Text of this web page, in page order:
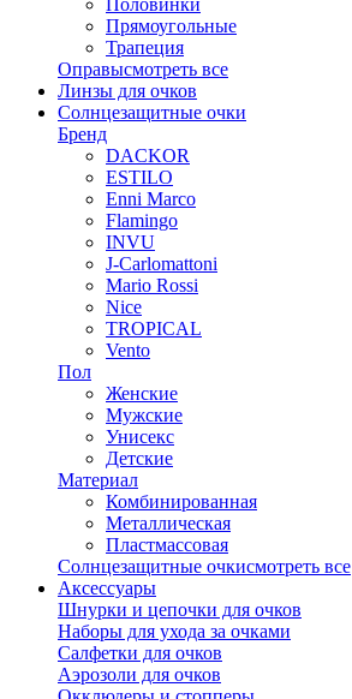
Прямоугольные
Трапеция
Оправысмотреть все
Линзы для очков
Солнцезащитные очки
Бренд
DACKOR
ESTILO
Enni Marco
Flamingo
INVU
J-Carlomattoni
Mario Rossi
Nice
TROPICAL
Vento
Пол
Женские
Мужские
Унисекс
Детские
Материал
Комбинированная
Металлическая
Пластмассовая
Солнцезащитные очкисмотреть все
Аксессуары
Шнурки и цепочки для очков
Наборы для ухода за очками
Салфетки для очков
Аэрозоли для очков